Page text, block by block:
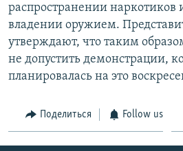
распространении наркотиков
владении оружием.
утверждают, что таким
не допустить демонстрации,
планировалась на это
Поделиться Follow us